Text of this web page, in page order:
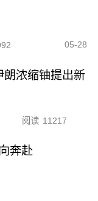
05-28
朗浓缩铀提出新
阅读 11217
奔赴